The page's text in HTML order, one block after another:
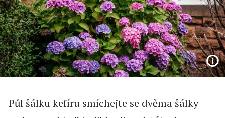
Půl šálku kefíru smíchejte se dvěma šálky